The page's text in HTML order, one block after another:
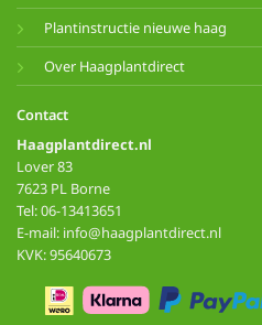
Plantinstructie nieuwe haag
Over Haagplantdirect
Contact
Haagplantdirect.nl
Lover 83
7623 PL Borne
Tel: 06-13413651
E-mail: info@haagplantdirect.nl
KVK: 95640673